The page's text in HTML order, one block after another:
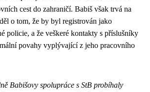
cest do zahraničí. Babiš však trvá na
o tom, že by byl registrován jako
policie, a že veškeré kontakty s příslušníky
povahy vyplývající z jeho pracovního
Babišovy spolupráce s StB probíhaly